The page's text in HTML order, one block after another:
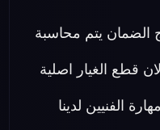
الضمان يتم محاسبة
قطع الغيار اصلية
الفنيين لدينا